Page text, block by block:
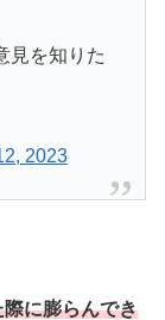
見を知りた
2023
に膨らんでき